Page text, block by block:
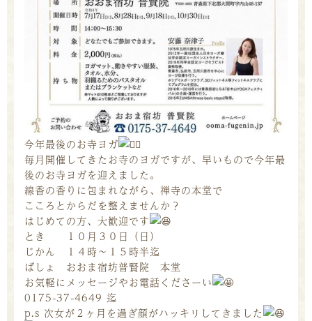
今年最後のお寺ヨガ
毎月開催してきたお寺のヨガですが、早いもので今年最
後のお寺ヨガを迎えました。
線香の香りに包まれながら、禅寺の本堂で
こころとからだを整えませんか？
はじめての方、大歓迎です
とき １０月３０日（日）
じかん １４時〜１５時半迄
ばしょ おおま宿坊普賢院 本堂
お気軽にメッセージやお電話くださーい
0175-37-4649 迄
p.s 次女が２ヶ月を過ぎ顔がハッキリしてきました